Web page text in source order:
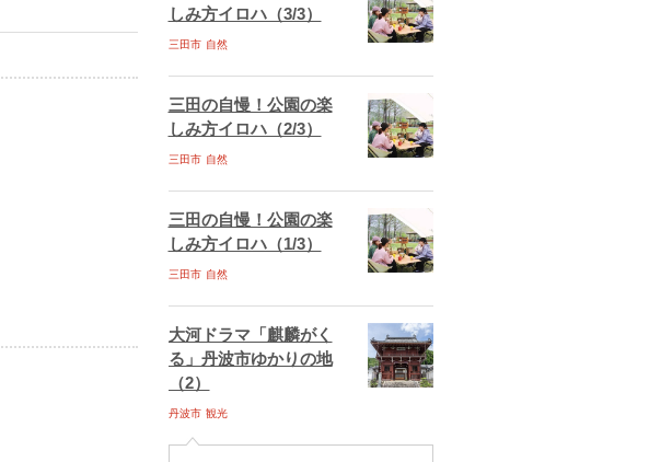
しみ方イロハ（3/3）
三田市 自然
三田の自慢！公園の楽
しみ方イロハ（2/3）
三田市 自然
三田の自慢！公園の楽
しみ方イロハ（1/3）
三田市 自然
大河ドラマ「麒麟がく
る」丹波市ゆかりの地
（2）
丹波市 観光